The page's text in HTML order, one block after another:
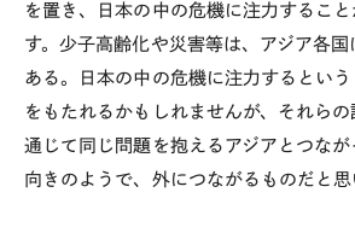
を置き、日本の中の危機に注力するこ
す。少子高齢化や災害等は、アジア各国
ある。日本の中の危機に注力するとい
をもたれるかもしれませんが、それら
通じて同じ問題を抱えるアジアとつな
向きのようで、外につながるものだと思